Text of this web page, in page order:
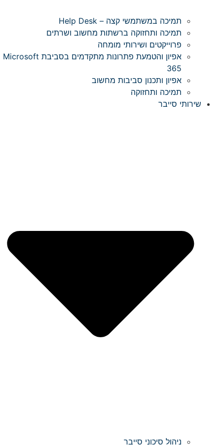
תמיכה במשתמשי קצה – Help Desk
תמיכה ותחזוקה ברשתות מחשוב ושרתים
פרוייקטים ושירותי מומחה
אפיון והטמעת פתרונות מתקדמים בסביבת Microsoft
365
אפיון ותכנון סביבות מחשוב
תמיכה ותחזוקה
שירותי סייבר
ניהול סיכוני סייבר